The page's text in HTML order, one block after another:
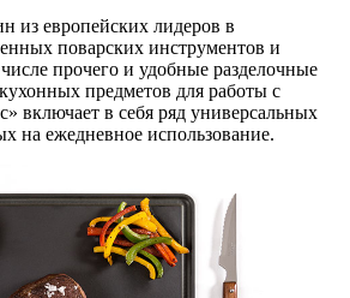
из европейских лидеров в
поварских инструментов и
прочего и удобные разделочные
предметов для работы с
включает в себя ряд универсальных
на ежедневное использование.